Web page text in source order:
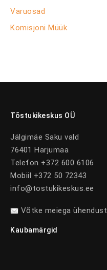
Varuosad
Komisjoni Müük
Tõstukikeskus OÜ
Jälgimäe Saku vald
76401 Harjumaa
Telefon +372 600 6106
Mobiil +372 50 72343
info@tostukikeskus.ee
Võtke meiega ühendust
Kaubamärgid